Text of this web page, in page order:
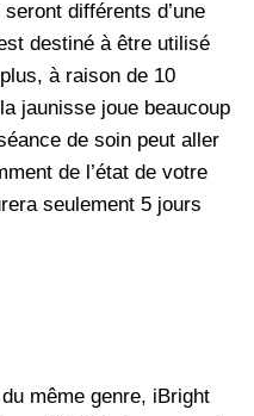
différents d’une
destiné à être utilisé
à raison de 10
jaunisse joue beaucoup
de soin peut aller
de l’état de votre
seulement 5 jours
même genre, iBright